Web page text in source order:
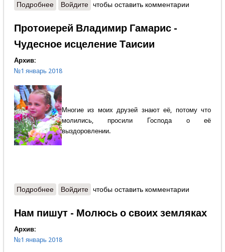
Подробнеео Иван Чуркин - Поём тебе, Волга, седьмой
Войдите чтобы оставить комментарии
Протоиерей Владимир Гамарис -
Чудесное исцеление Таисии
Архив:
№1 январь 2018
Многие из моих друзей знают её, потому что
молились, просили Господа о её
выздоровлении.
Подробнеео Протоиерей Владимир Гамарис - Чудесное
Войдите чтобы оставить комментарии
Нам пишут - Молюсь о своих земляках
Архив:
№1 январь 2018